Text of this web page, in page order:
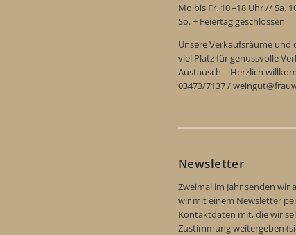
Mo bis Fr. 10 –18 Uhr // Sa.
So. + Feiertag geschlossen
Unsere Verkaufsräume
viel Platz für genussvolle
Austausch – Herzlich
03473/7137 /
Newsletter
Zweimal im Jahr senden
wir mit einem Newsletter
Kontaktdaten mit, die wir
Zustimmung weitergeben